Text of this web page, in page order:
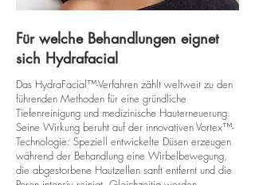
Für welche Behandlungen eignet
sich Hydrafacial
Das HydraFacial™-Verfahren zählt weltweit zu den
führenden Methoden für eine gründliche
Tiefenreinigung und medizinische Hauterneuerung.
Seine Wirkung beruht auf der innovativen Vortex™-
Technologie: Speziell entwickelte Düsen erzeugen
während der Behandlung eine Wirbelbewegung,
die abgestorbene Hautzellen sanft entfernt und die